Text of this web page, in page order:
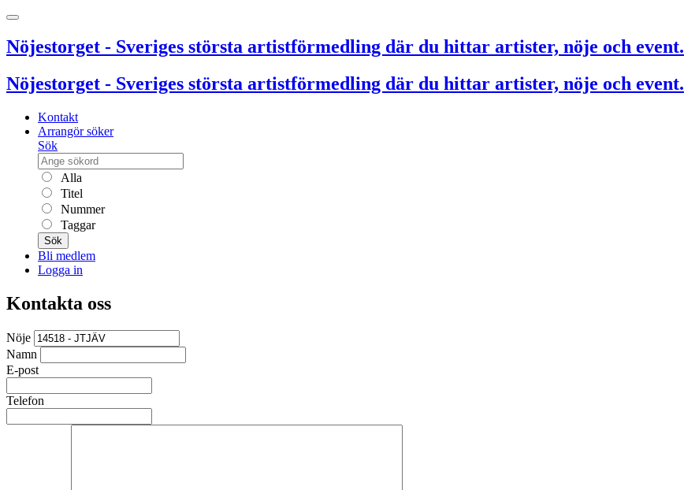
Nöjestorget - Sveriges största artistförmedling där du hittar artister, nöje och event.
Nöjestorget - Sveriges största artistförmedling där du hittar artister, nöje och event.
Kontakt
Arrangör söker
Sök
Alla
Titel
Nummer
Taggar
Sök
Bli medlem
Logga in
Kontakta oss
Nöje
Namn
E-post
Telefon